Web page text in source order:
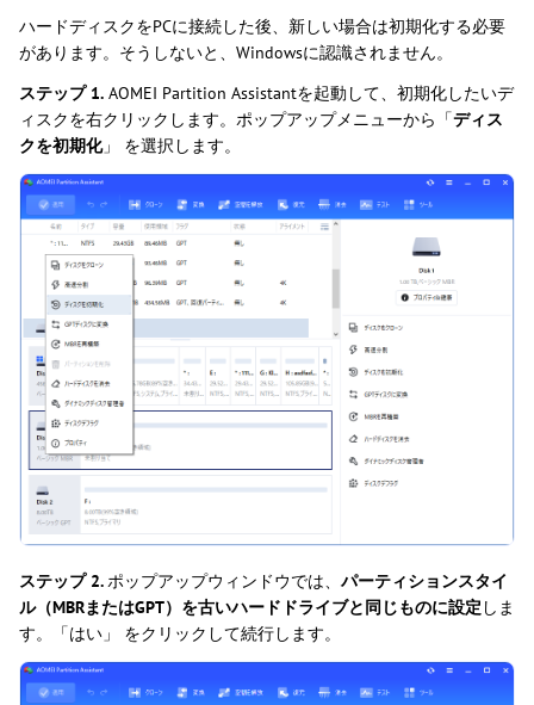
ハードディスクをPCに接続した後、新しい場合は初期化する必要
があります。そうしないと、Windowsに認識されません。
ステップ 1. AOMEI Partition Assistantを起動して、初期化したいデ
ィスクを右クリックします。ポップアップメニューから「ディス
クを初期化」 を選択します。
ステップ 2.ポップアップウィンドウでは、 パーティションスタイ
ル（MBRまたはGPT）を古いハードドライブと同じものに設定 しま
す。「はい」 をクリックして続行します。